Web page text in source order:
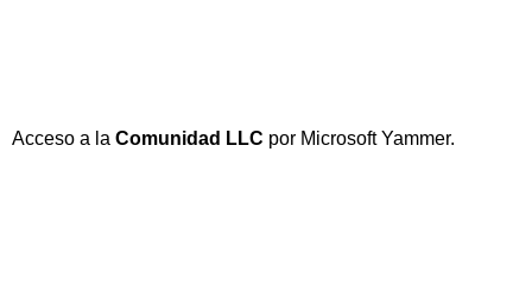
Acceso a la Comunidad LLC por Microsoft Yammer.